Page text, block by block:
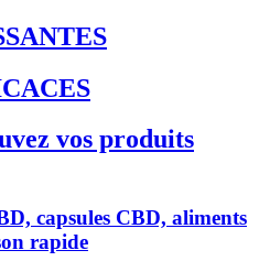
vos produits
capsules CBD, aliments
rapide